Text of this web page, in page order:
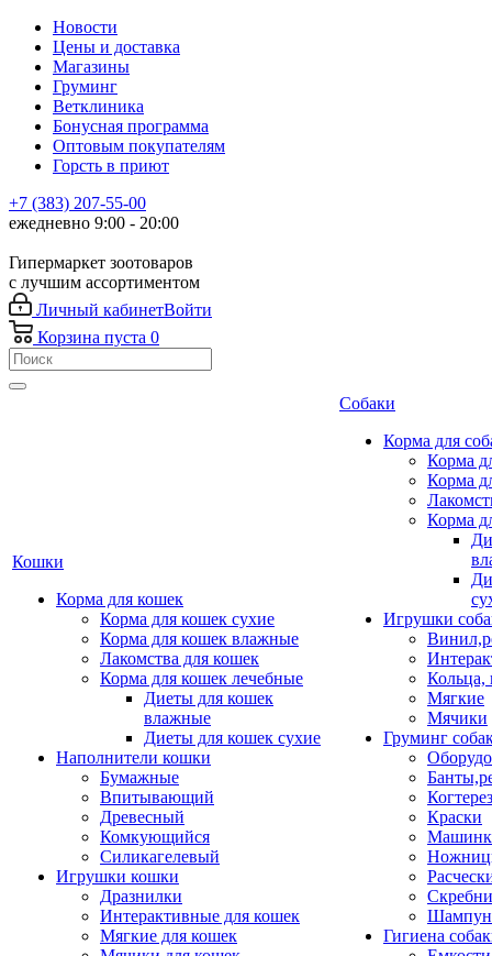
Новости
Цены и доставка
Магазины
Груминг
Ветклиника
Бонусная программа
Оптовым покупателям
Горсть в приют
+7 (383) 207-55-00
ежедневно 9:00 - 20:00
Гипермаркет зоотоваров
с лучшим ассортиментом
Личный кабинетВойти
Корзина пуста 0
Кошки
Корма для кошек
Корма для кошек сухие
Корма для кошек влажные
Лакомства для кошек
Корма для кошек лечебные
Диеты для кошек
влажные
Диеты для кошек сухие
Наполнители кошки
Бумажные
Впитывающий
Древесный
Комкующийся
Силикагелевый
Игрушки кошки
Дразнилки
Интерактивные для кошек
Мягкие для кошек
Собаки
Корма для
Корма
Корма
Корма
Игрушки
Кольца,
Мягкие
Мячики
Груминг
Краски
Гигиена